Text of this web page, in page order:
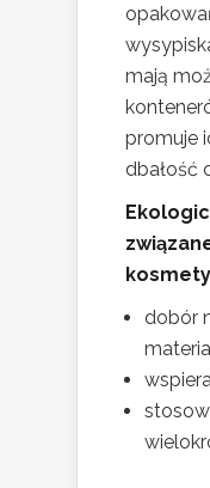
mają
promuje
dbałość
dobór